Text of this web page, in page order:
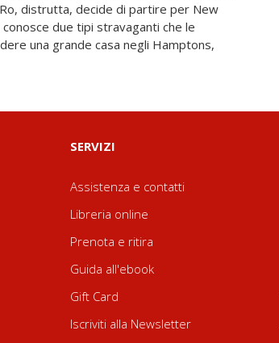
distrutta, decide di partire per New
due tipi stravaganti che le
una grande casa negli Hamptons,
prenderà la nuova versione della sua
per Ro o ci sarà ancora sempre
SERVIZI
Assistenza e contatti
Libreria online
Prenota e ritira
Guida all'ebook
Gift Card
Iscriviti alla Newsletter